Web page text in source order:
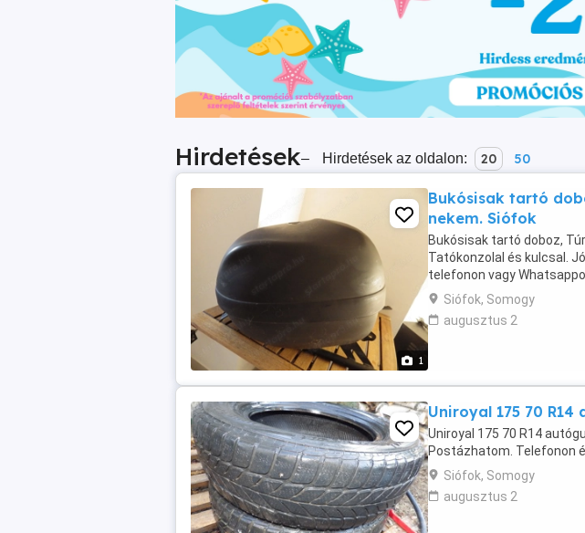
Hirdetések– Hirdetések az oldalon: 20 50
1
Bukósisak tartó
nekem. Siófok
Bukósisak tartó doboz,
Tatókonzolal és kulcsal.
telefonon vagy
Siófok, Somogy
augusztus 2
Uniroyal 175 70
Uniroyal 175 70 R14
Postázhatom. Telefonon
Siófok, Somogy
augusztus 2